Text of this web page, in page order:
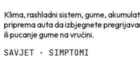
Klima, rashladni sistem, gume,
priprema auta da izbjegnete
ili pucanje gume na vrućini.
SAVJET · SIMPTOMI